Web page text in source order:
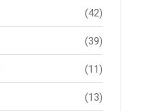
(42)
(39)
(11)
(13)